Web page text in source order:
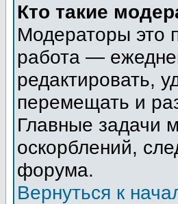
Кто такие
Модераторы это
работа —
редактировать,
перемещать и
Главные задачи
оскорблений,
форума.
Вернуться к